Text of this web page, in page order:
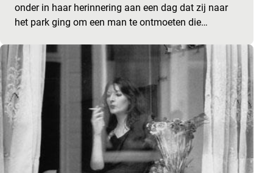
onder in haar herinnering aan een dag dat zij naar
het park ging om een man te ontmoeten die…